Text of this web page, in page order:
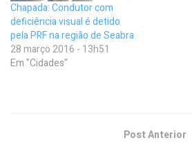
Chapada: Condutor com
deficiência visual é detido
pela PRF na região de Seabra
28 março 2016 - 13h51
Em "Cidades"
Post Anterior